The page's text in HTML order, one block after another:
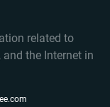
related to
the Internet in